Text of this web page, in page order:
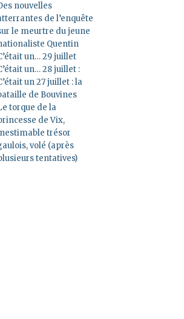
nouvelles
de l’enquête
le meurtre du jeune
Quentin
un… 29 juillet
un… 28 juillet :
un 27 juillet : la
de Bouvines
torque de la
de Vix,
trésor
volé (après
tentatives)